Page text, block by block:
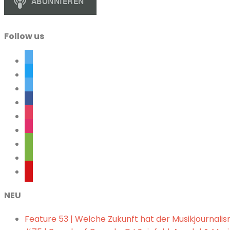
Follow us
NEU
Feature 53 | Welche Zukunft hat der